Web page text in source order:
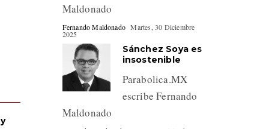
Maldonado
Fernando Maldonado Martes, 30 Diciembre
2025
Sánchez Soya es
insostenible
Parabolica.MX
escribe Fernando
Maldonado